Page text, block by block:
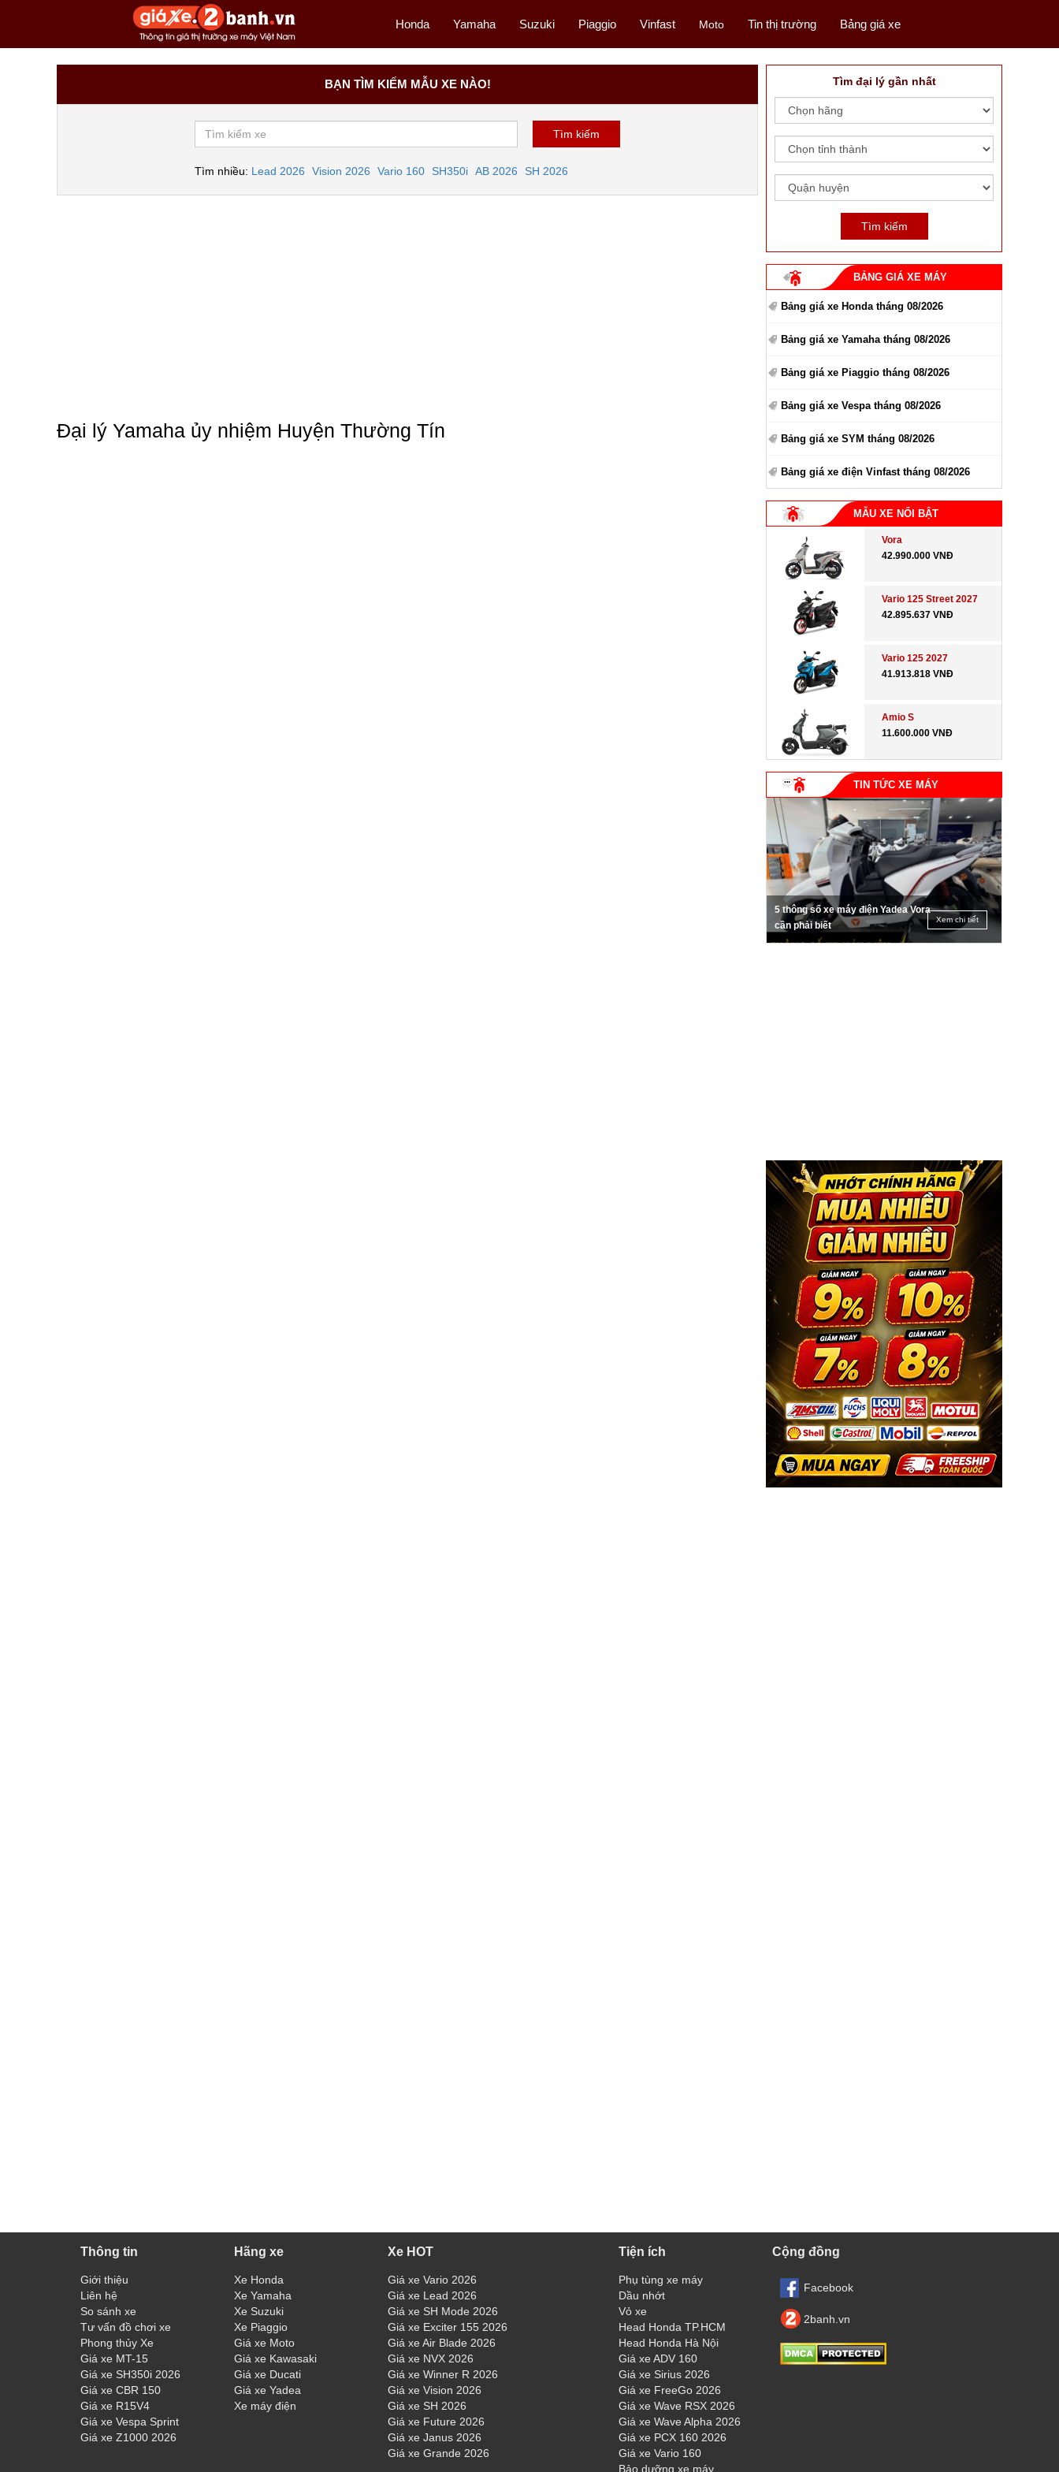
Honda Yamaha Suzuki Piaggio Vinfast Moto Tin thị trường Bảng giá xe
BẠN TÌM KIẾM MẪU XE NÀO!
Tìm nhiều: Lead 2026 Vision 2026 Vario 160 SH350i AB 2026 SH 2026
Đại lý Yamaha ủy nhiệm Huyện Thường Tín
Tìm đại lý gần nhất
BẢNG GIÁ XE MÁY
Bảng giá xe Honda tháng 08/2026
Bảng giá xe Yamaha tháng 08/2026
Bảng giá xe Piaggio tháng 08/2026
Bảng giá xe Vespa tháng 08/2026
Bảng giá xe SYM tháng 08/2026
Bảng giá xe điện Vinfast tháng 08/2026
MẪU XE NỔI BẬT
Vora
42.990.000 VNĐ
Vario 125 Street 2027
42.895.637 VNĐ
Vario 125 2027
41.913.818 VNĐ
Amio S
11.600.000 VNĐ
TIN TỨC XE MÁY
5 thông số xe máy điện Yadea Vora
cần phải biết
Xem chi tiết
Thông tin
Giới thiệu
Liên hệ
So sánh xe
Tư vấn đồ chơi xe
Phong thủy Xe
Giá xe MT-15
Giá xe SH350i 2026
Giá xe CBR 150
Giá xe R15V4
Giá xe Vespa Sprint
Giá xe Z1000 2026
Hãng xe
Xe Honda
Xe Yamaha
Xe Suzuki
Xe Piaggio
Giá xe Moto
Giá xe Kawasaki
Giá xe Ducati
Giá xe Yadea
Xe máy điện
Xe HOT
Giá xe Vario 2026
Giá xe Lead 2026
Giá xe SH Mode 2026
Giá xe Exciter 155 2026
Giá xe Air Blade 2026
Giá xe NVX 2026
Giá xe Winner R 2026
Giá xe Vision 2026
Giá xe SH 2026
Giá xe Future 2026
Giá xe Janus 2026
Giá xe Grande 2026
Tiện ích
Phụ tùng xe máy
Dầu nhớt
Vỏ xe
Head Honda TP.HCM
Head Honda Hà Nội
Giá xe ADV 160
Giá xe Sirius 2026
Giá xe FreeGo 2026
Giá xe Wave RSX 2026
Giá xe Wave Alpha 2026
Giá xe PCX 160 2026
Giá xe Vario 160
Bảo dưỡng xe máy
Cộng đồng
Facebook
2banh.vn